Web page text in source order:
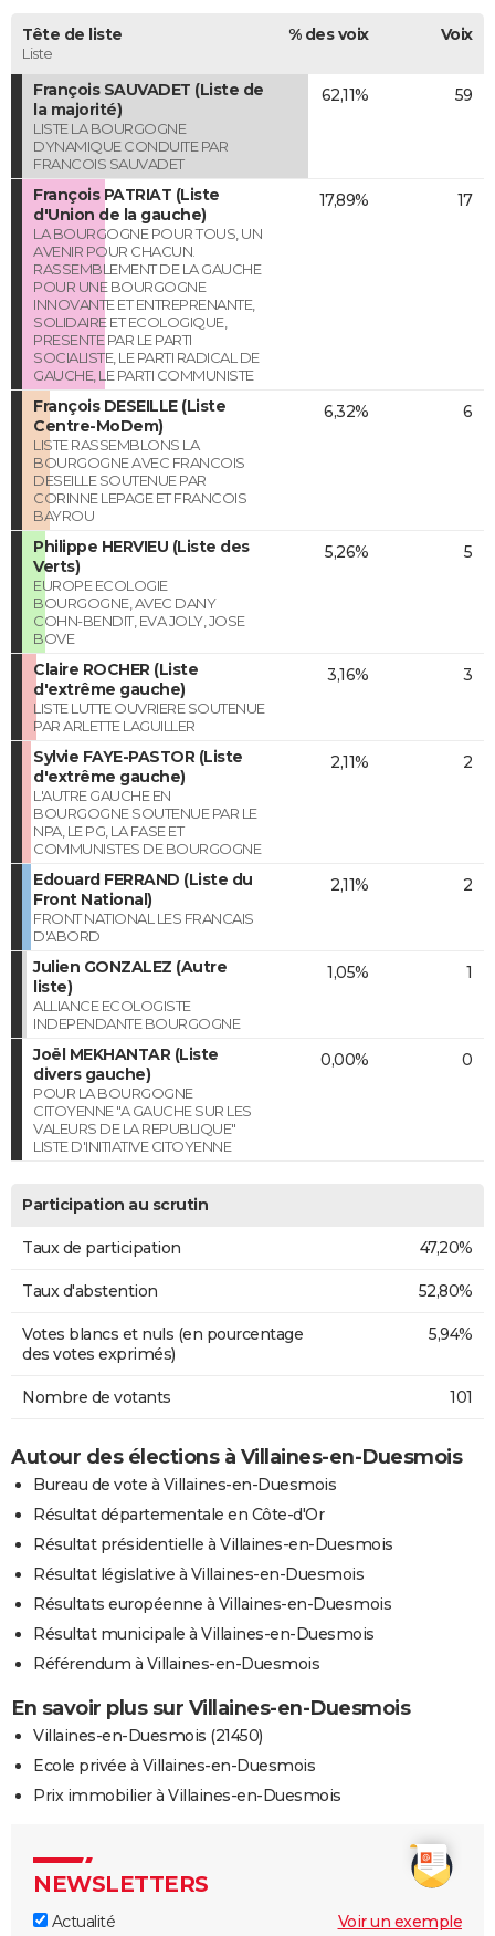
Tête de liste
Liste
% des voix Voix
François SAUVADET (Liste de
la majorité)
LISTE LA BOURGOGNE
DYNAMIQUE CONDUITE PAR
FRANCOIS SAUVADET
62,11% 59
François PATRIAT (Liste
d'Union de la gauche)
LA BOURGOGNE POUR TOUS, UN
AVENIR POUR CHACUN.
RASSEMBLEMENT DE LA GAUCHE
POUR UNE BOURGOGNE
INNOVANTE ET ENTREPRENANTE,
SOLIDAIRE ET ECOLOGIQUE,
PRESENTE PAR LE PARTI
SOCIALISTE, LE PARTI RADICAL DE
GAUCHE, LE PARTI COMMUNISTE
17,89% 17
François DESEILLE (Liste
Centre-MoDem)
LISTE RASSEMBLONS LA
BOURGOGNE AVEC FRANCOIS
DESEILLE SOUTENUE PAR
CORINNE LEPAGE ET FRANCOIS
BAYROU
6,32% 6
Philippe HERVIEU (Liste des
Verts)
EUROPE ECOLOGIE
BOURGOGNE, AVEC DANY
COHN-BENDIT, EVA JOLY, JOSE
BOVE
5,26% 5
Claire ROCHER (Liste
d'extrême gauche)
LISTE LUTTE OUVRIERE SOUTENUE
PAR ARLETTE LAGUILLER
3,16% 3
Sylvie FAYE-PASTOR (Liste
d'extrême gauche)
L'AUTRE GAUCHE EN
BOURGOGNE SOUTENUE PAR LE
NPA, LE PG, LA FASE ET
COMMUNISTES DE BOURGOGNE
2,11% 2
Edouard FERRAND (Liste du
Front National)
FRONT NATIONAL LES FRANCAIS
D'ABORD
2,11% 2
Julien GONZALEZ (Autre
liste)
ALLIANCE ECOLOGISTE
INDEPENDANTE BOURGOGNE
1,05% 1
Joël MEKHANTAR (Liste
divers gauche)
POUR LA BOURGOGNE
CITOYENNE "A GAUCHE SUR LES
VALEURS DE LA REPUBLIQUE"
LISTE D'INITIATIVE CITOYENNE
0,00% 0
Participation au scrutin
Taux de participation 47,20%
Taux d'abstention 52,80%
Votes blancs et nuls (en pourcentage
des votes exprimés)
5,94%
Nombre de votants 101
Autour des élections à Villaines-en-Duesmois
Bureau de vote à Villaines-en-Duesmois
Résultat départementale en Côte-d'Or
Résultat présidentielle à Villaines-en-Duesmois
Résultat législative à Villaines-en-Duesmois
Résultats européenne à Villaines-en-Duesmois
Résultat municipale à Villaines-en-Duesmois
Référendum à Villaines-en-Duesmois
En savoir plus sur Villaines-en-Duesmois
Villaines-en-Duesmois (21450)
Ecole privée à Villaines-en-Duesmois
Prix immobilier à Villaines-en-Duesmois
NEWSLETTERS
Actualité
Voir un exemple